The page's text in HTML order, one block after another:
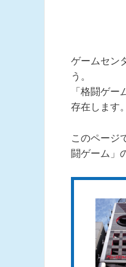
ゲームセン
う。
「格闘ゲ
存在します。
このページ
闘ゲーム」